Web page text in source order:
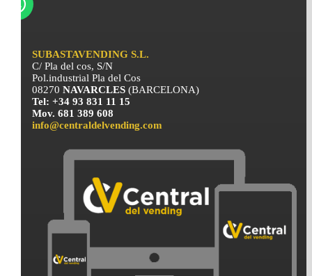
SUBASTAVENDING S.L.
C/ Pla del cos, S/N
Pol.industrial Pla del Cos
08270NAVARCLES(BARCELONA)
Tel: +34 93 831 11 15
Mov. 681 389 608
info@centraldelvending.com